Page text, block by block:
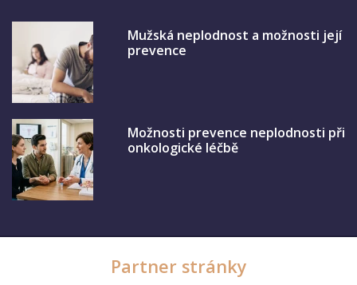
Mužská neplodnost a možnosti její
prevence
Možnosti prevence neplodnosti při
onkologické léčbě
Partner stránky